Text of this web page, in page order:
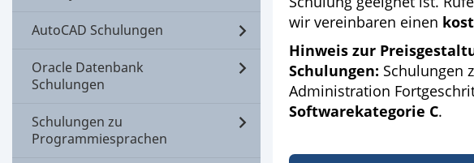
AutoCAD Schulungen
Oracle Datenbank
Schulungen
Schulungen zu
Programmiesprachen
wir vereinbaren einen
Hinweis zur
Schulungen: Schulungen
Administration
Softwarekategorie C.